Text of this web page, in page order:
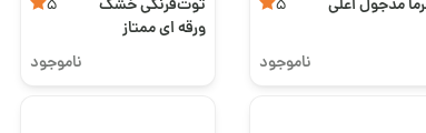
مدجول اعلی 5
ناموجود
توت‌فرنگی خشک
ورقه‌ ای ممتاز
5
ناموجود